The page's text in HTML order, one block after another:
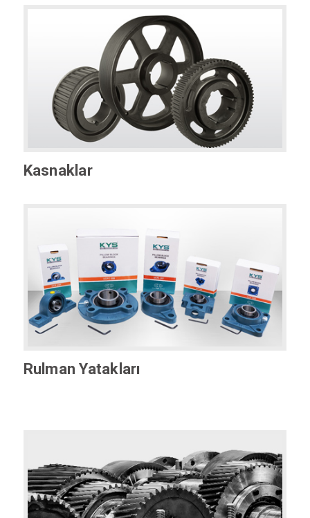
Kasnaklar
Rulman Yatakları